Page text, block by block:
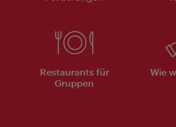
Restaurants für
Gruppen
Wie